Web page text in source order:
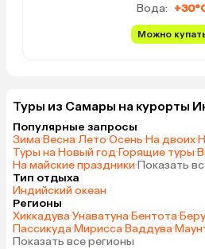
Вода:
Можно
Туры из Самары на курорты
Популярные запросы
Зима·Весна·Лето·Осень·На двоих·
Туры на Новый год·Горящие туры·
На майские праздники·Показать
Тип отдыха
Индийский океан
Регионы
Хиккадува·Унаватуна·Бентота·
Пассикуда·Мирисса·Ваддува·
Показать все регионы